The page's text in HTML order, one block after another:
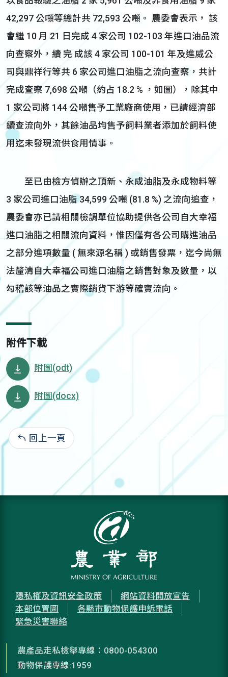
42,297 公噸等總計共 72,593 公噸。 農委會表示， 該
會繼 10 月 21 日完成 4 家公司 102-103 年進口油品流
向查察外，續 完 成該 4 家公司 100-101 年及進威公
司與鼎祥行等共 6 家公司進口油脂之流向查察，共計
完成查察 7,698 公噸（約占 18.2 % ，如圖），除其中
1 家公司將 144 公噸售予工業廠商使用，已請經濟部
續查流向外，其餘油品均售予飼料業者添加於飼料使
用迄未發現流供食用情事。
至已由檢方偵辦之頂新、永成油脂及永成物料等
3 家公司進口油脂 34,599 公噸 (81.8 %) 之流向追查，
農委會亦已請相關檢調單位協助提供各公司自大幸福
進口油脂之相關流向資料，惟因僅有各公司購進油品
之部分進項數量 ( 無來源名稱 ) 或銷售發票，迄今尚無
法釐清自大幸福公司進口油脂之銷售對象及數量，以
勾稽該等油品之實際銷貨下游等確實流向。
附件下載
附圖(odt)
附圖(docx)
回上一頁 103-10-30:3,986
隱私權及資訊安全政策
網站資料開放宣告
本部位置圖
各縣市動物保護申訴電話
緊急災害聯絡
農產品走私檢舉專線：0800-054300
動物保護專線:1959